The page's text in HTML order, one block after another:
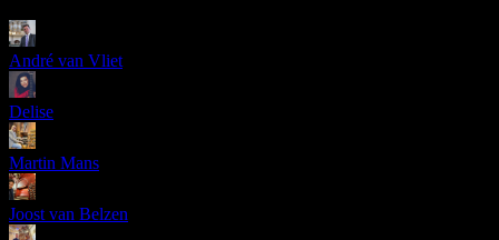
André van Vliet
Delise
Martin Mans
Joost van Belzen